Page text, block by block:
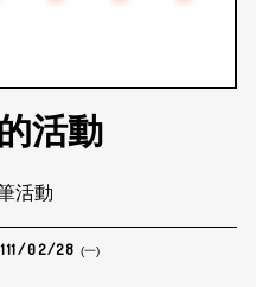
的活動
活動
111/02/28 (一)